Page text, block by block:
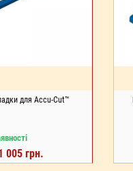
для Accu-Cut™
005 грн.